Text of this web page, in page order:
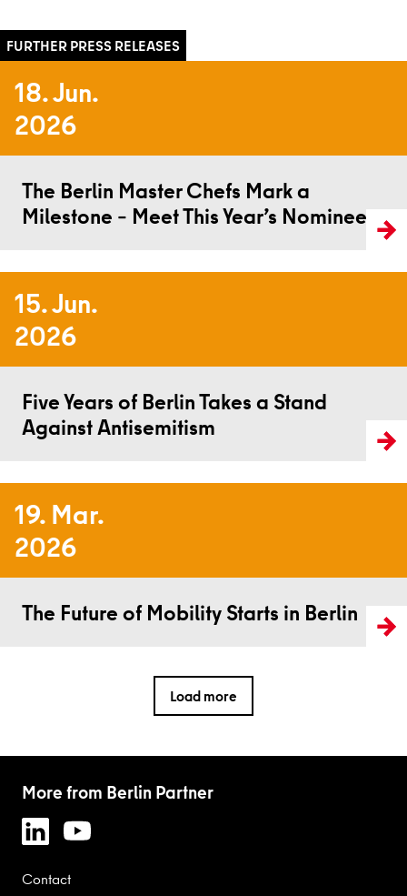
18. Jun.
2026
The Berlin Master Chefs Mark a
Milestone – Meet This Year’s Nominees
Read more
15. Jun.
2026
Five Years of Berlin Takes a Stand
Against Antisemitism
Read more
19. Mar.
2026
The Future of Mobility Starts in Berlin
Load more
More from Berlin Partner
Contact